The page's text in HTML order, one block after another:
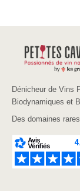
Dénicheur de Vins
Biodynamiques et
Des domaines